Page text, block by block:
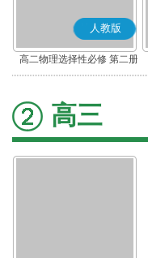
人教版
高二物理选择性必修 第二册
高三